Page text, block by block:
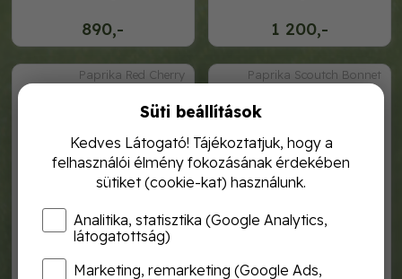
890,- 1 200,-
Paprika Red Cherry
rocalba chili red cherry small
Paprika Scoutch Bonnet
rocalba chili scoutch bonnet
Süti beállítások
Kedves Látogató! Tájékoztatjuk, hogy a
felhasználói élmény fokozásának érdekében
sütiket (cookie-kat) használunk.
Analitika, statisztika (Google Analytics,
látogatottság)
Marketing, remarketing (Google Ads,